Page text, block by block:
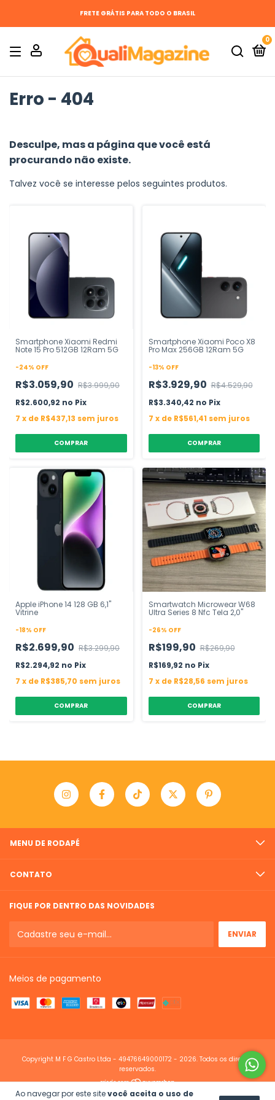
FRETE GRÁTIS PARA TODO O BRASIL
0
Ao navegar por este sitevocê aceita o uso de
Erro - 404
Desculpe, mas a página que você está
procurando não existe.
Talvez você se interesse pelos seguintes produtos.
Smartphone Xiaomi Redmi
Note 15 Pro 512GB 12Ram 5G
-24% OFF
R$3.059,90 R$3.999,90
R$2.600,92
Pix
7 x de R$437,13 sem juros
COMPRAR
Smartphone Xiaomi Poco X8
Pro Max 256GB 12Ram 5G
-13% OFF
R$3.929,90 R$4.529,90
R$3.340,42
Pix
7 x de R$561,41 sem juros
COMPRAR
Apple iPhone 14 128 GB 6,1"
Vitrine
-18% OFF
R$2.699,90 R$3.299,90
R$2.294,92
Pix
7 x de R$385,70 sem juros
COMPRAR
Smartwatch Microwear W68
Ultra Series 8 Nfc Tela 2,0"
-26% OFF
R$199,90 R$269,90
R$169,92
Pix
7 x de R$28,56 sem juros
COMPRAR
MENU DE RODAPÉ
CONTATO
FIQUE POR DENTRO DAS NOVIDADES
Meios de pagamento
Copyright M F G Castro Ltda - 49476649000172 - 2026. Todos os direitos
reservados.